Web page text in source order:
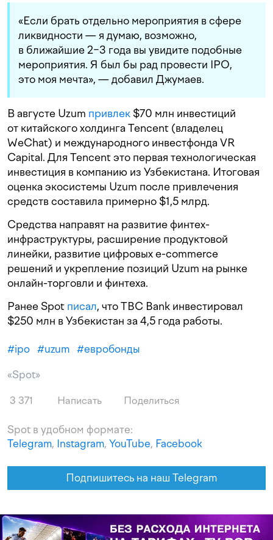
«Если брать отдельно мероприятия в сфере
ликвидности — я думаю, возможно,
в ближайшие 2−3 года вы увидите подобные
мероприятия. Я был бы рад провести IPO,
это моя мечта», — добавил Джумаев.
В августе Uzum привлек $70 млн инвестиций
от китайского холдинга Tencent (владелец
WeChat) и международного инвестфонда VR
Capital. Для Tencent это первая технологическая
инвестиция в компанию из Узбекистана. Итоговая
оценка экосистемы Uzum после привлечения
средств составила примерно $1,5 млрд.
Средства направят на развитие финтех-
инфраструктуры, расширение продуктовой
линейки, развитие цифровых e-commerce
решений и укрепление позиций Uzum на рынке
онлайн-торговли и финтеха.
Ранее Spot писал, что TBC Bank инвестировал
$250 млн в Узбекистан за 4,5 года работы.
#ipo #uzum #евробонды
«Spot»
3 371 Написать Поделиться
Spot в удобном формате:
Telegram, Instagram, YouTube, Facebook
Подпишитесь на наш Telegram